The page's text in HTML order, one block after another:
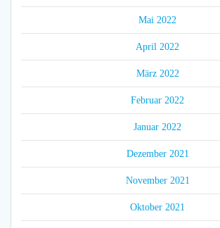
Mai 2022
April 2022
März 2022
Februar 2022
Januar 2022
Dezember 2021
November 2021
Oktober 2021